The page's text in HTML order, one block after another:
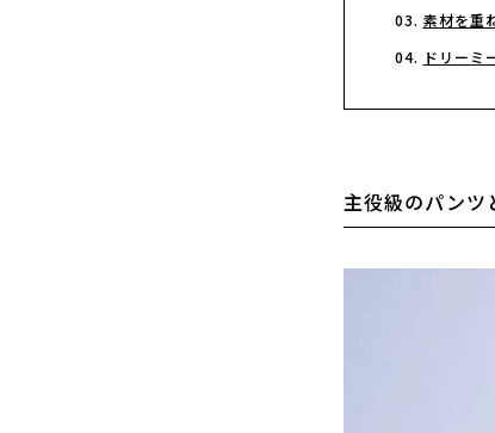
素材を重
ドリーミ
主役級のパンツ